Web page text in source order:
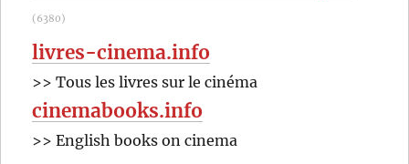
(6380)
livres-cinema.info
>> Tous les livres sur le cinéma
cinemabooks.info
>> English books on cinema